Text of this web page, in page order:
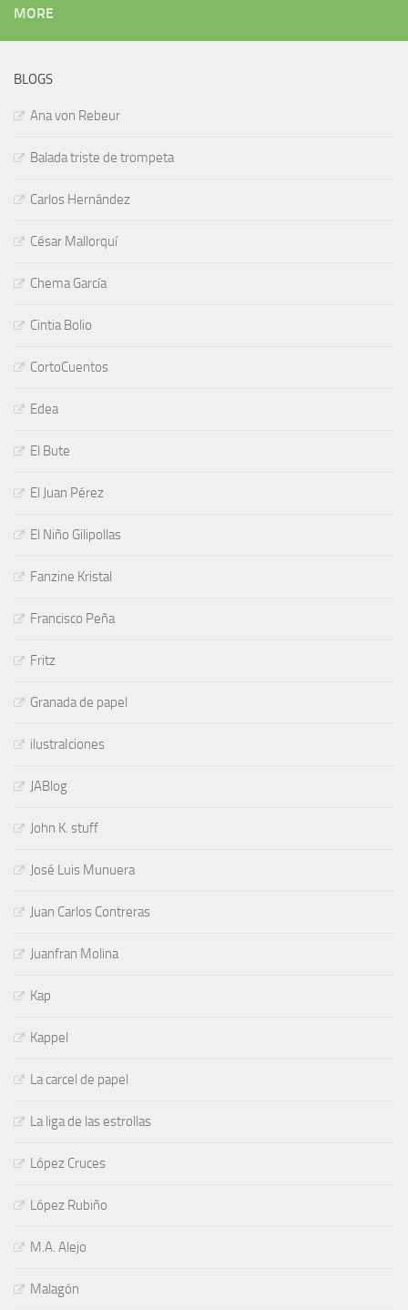
MORE
BLOGS
Ana von Rebeur
Balada triste de trompeta
Carlos Hernández
César Mallorquí
Chema García
Cintia Bolio
CortoCuentos
Edea
El Bute
El Juan Pérez
El Niño Gilipollas
Fanzine Kristal
Francisco Peña
Fritz
Granada de papel
ilustraIciones
JABlog
John K. stuff
José Luis Munuera
Juan Carlos Contreras
Juanfran Molina
Kap
Kappel
La carcel de papel
La liga de las estrollas
López Cruces
López Rubiño
M.A. Alejo
Malagón